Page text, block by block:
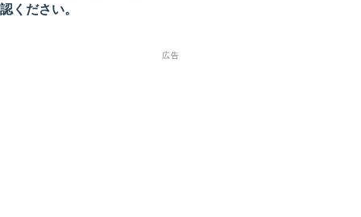
認ください。
広告